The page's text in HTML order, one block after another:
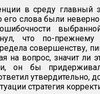
в среду главный
его слова были
что по-прежнему
совершенству,
на вопрос, значит ли
он бы
утвердительно,
стратегия